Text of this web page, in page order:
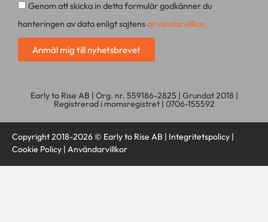
Genom att skicka in detta formulär godkänner du
hanteringen av data enligt sajtensanvändarvillkor.
Anmäl mig till nyhetsbrevet
Early to Rise AB | Org. nr. 559186-2825 | Grundat 2018 |
Registrerad i momsregistret | 0706-155592
Copyright 2018-2026 © Early to Rise AB | Integritetspolicy |
Cookie Policy | Användarvillkor